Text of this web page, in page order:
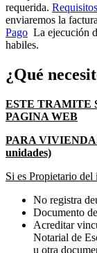
requerida. Requisitos
enviaremos la
Pago La ejecución
habiles.
¿Qué
ESTE TRAMITE
PAGINA WEB
PARA
unidades)
Si es Propietario del
No registra
Documento
Acreditar
Notarial de
u otra